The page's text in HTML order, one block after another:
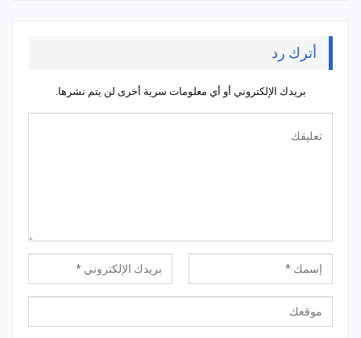
أترك رد
بريدك الإلكتروني أو أي معلومات سرية أخرى لن يتم نشرها.